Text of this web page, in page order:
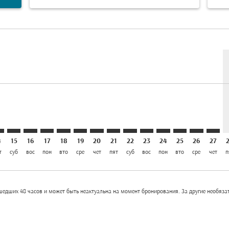
15
суб
16
вос
17
пон
18
вто
DAC–LHR: cmp-view-offers-disclaimer.
19
сре
DAC–LHR: cmp-view-offers-
20
чет
DAC–LHR: cmp-view-offers-
21
пят
DAC–LHR: cmp-view-
22
суб
DAC–LHR: cmp-view-
23
вос
DAC–LHR: cmp-
24
пон
DAC–LHR:
25
вто
26
сре
27
чет
48 часов и может быть неактуальна на момент бронирования. За другие